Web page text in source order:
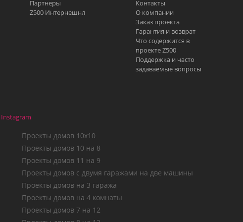
Партнеры
Z500 Интернешнл
Контакты
О компании
Заказ проекта
Гарантия и возврат
Что содержится в
проекте Z500
Поддержка и часто
задаваемые вопросы
Instagram
Проекты домов 10х10
Проекты домов 10 на 8
Проекты домов 11 на 9
Проекты домов с двумя гаражами на две машины
Проекты домов на 3 гаража
Проекты домов на 4 комнаты
Проекты домов 7 на 12